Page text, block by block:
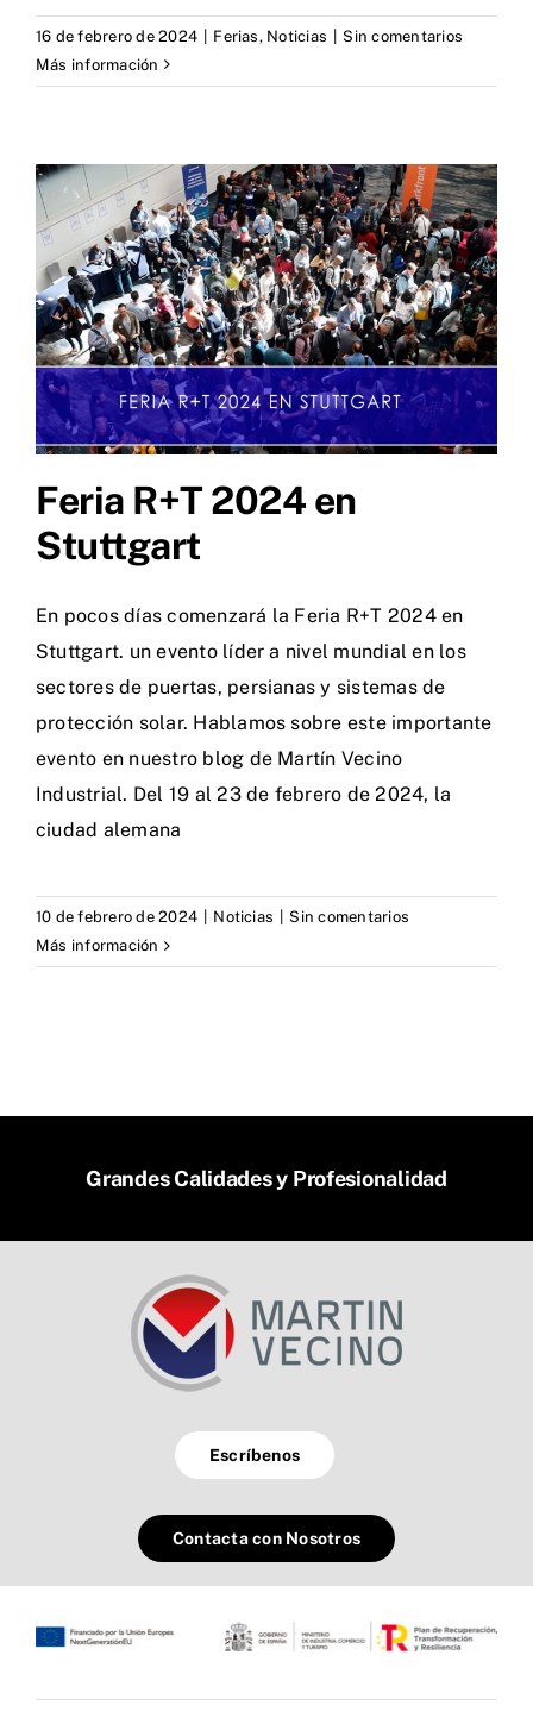
16 de febrero de 2024 Ferias, Noticias
Sin comentarios
Más información
Feria R+T 2024 en
Stuttgart
En pocos días comenzará la Feria R+T 2024 en
Stuttgart. un evento líder a nivel mundial en los
sectores de puertas, persianas y sistemas de
protección solar. Hablamos sobre este importante
evento en nuestro blog de Martín Vecino
Industrial. Del 19 al 23 de febrero de 2024, la
ciudad alemana
10 de febrero de 2024 Noticias
Sin comentarios
Más información
Grandes Calidades y Profesionalidad
Escríbenos
Contacta con Nosotros